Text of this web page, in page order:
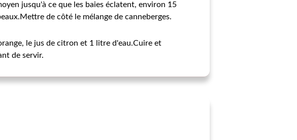
jusqu'à ce que les baies éclatent, environ 15
de côté le mélange de canneberges.
le jus de citron et 1 litre d'eau.Cuire et
de servir.